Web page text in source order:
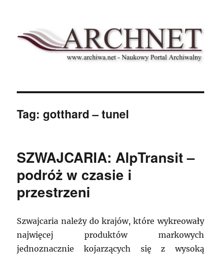
Archnet
Tag:gotthard – tunel
SZWAJCARIA: AlpTransit –
podróż w czasie i
przestrzeni
Szwajcaria należy do krajów, które wykreowały
najwięcej produktów markowych
jednoznacznie kojarzących się z wysoką